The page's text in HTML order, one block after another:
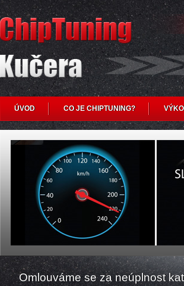
ÚVOD CO JE CHIPTUNING?
Omlouváme se za neúplnost